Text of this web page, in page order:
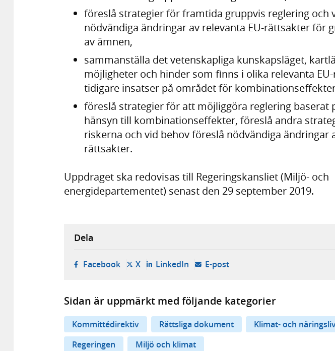
föreslå strategier för framtida gruppvis reglering och
nödvändiga ändringar av relevanta EU-rättsakter för
av ämnen,
sammanställa det vetenskapliga kunskapsläget,
möjligheter och hinder som finns i olika relevanta
tidigare insatser på området för
föreslå strategier för att möjliggöra reglering baserat
hänsyn till kombinationseffekter, föreslå andra
riskerna och vid behov föreslå nödvändiga ändringar
rättsakter.
Uppdraget ska redovisas till Regeringskansliet (Miljö- och
energidepartementet) senast den 29 september 2019.
Dela
Facebook- öppnas i ny flik, extern webbplats,
X- öppnas i ny flik, extern webbplats,
LinkedIn- öppnas i ny flik, extern webbplats,
E-post- öppnar din e-postklient,
Sidan är uppmärkt med följande kategorier
Kommittédirektiv Rättsliga dokument
Klimat- och
Regeringen
Miljö och klimat